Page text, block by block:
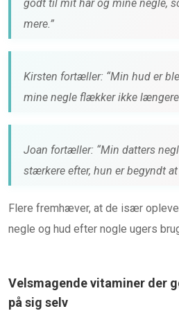
godt til mit hår og mine negle,
mere.”
Kirsten fortæller: “Min hud er
mine negle flækker ikke
Joan fortæller: “Min datters
stærkere efter, hun er begyndt
Flere fremhæver, at de især
negle og hud efter nogle ugers
Velsmagende vitaminer der
på sig selv